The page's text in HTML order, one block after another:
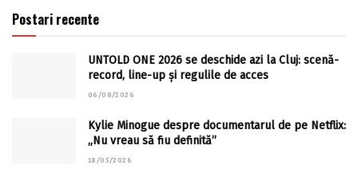
Postari recente
UNTOLD ONE 2026 se deschide azi la Cluj: scenă-
record, line-up și regulile de acces
06/08/2026
Kylie Minogue despre documentarul de pe Netflix:
„Nu vreau să fiu definită”
18/05/2026